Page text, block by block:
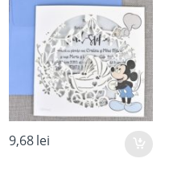
9,68lei